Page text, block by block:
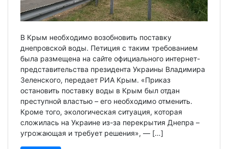
В Крым необходимо возобновить поставку
днепровской воды. Петиция с таким требованием
была размещена на сайте официального интернет-
представительства президента Украины Владимира
Зеленского, передает РИА Крым. «Приказ
остановить поставку воды в Крым был отдан
преступной властью – его необходимо отменить.
Кроме того, экологическая ситуация, которая
сложилась на Украине из-за перекрытия Днепра –
угрожающая и требует решения», — […]